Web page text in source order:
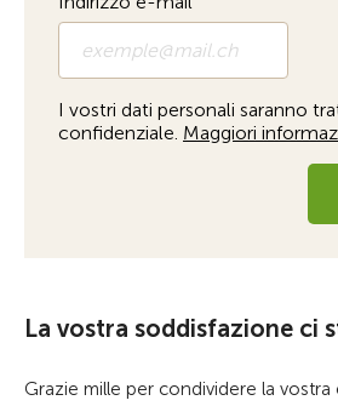
La vostra soddisfazione ci
Grazie mille per condividere la vostra